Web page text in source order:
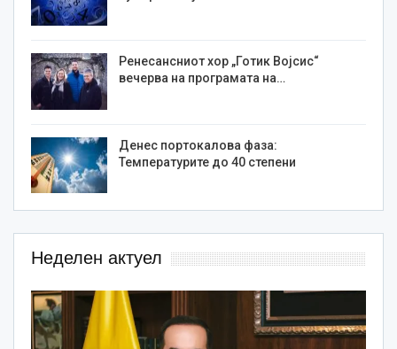
Ренесансниот хор „Готик Војсис“
вечерва на програмата на…
Денес портокалова фаза:
Температурите до 40 степени
Неделен актуел